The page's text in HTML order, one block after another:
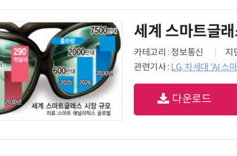
세계 스마트글
카테고리 : 정보통신 지
관련기사 : LG, 차세대 'AI 스
다운로드